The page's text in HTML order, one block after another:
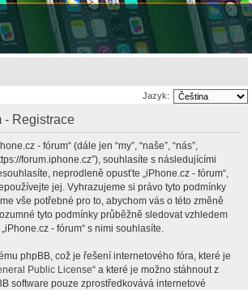
Jazyk:
- Registrace
- fórum“ (dále jen “my”, “naše”, “nás”,
forum.iphone.cz”), souhlasíte s následujícími
neprodleně opusťte „iPhone.cz - fórum“,
jej. Vyhrazujeme si právo tyto podmínky
vše potřebné pro to, abychom vás o této změně
tyto podmínky průběžně sledovat vzhledem
- fórum“ s nimi souhlasíte.
phpBB, což je řešení internetového fóra, které je
Public License“ a které je možno stáhnout z
software pouze zprostředkovává internetové